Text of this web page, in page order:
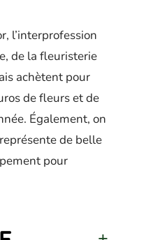
l’interprofession
de la fleuristerie
achètent pour
de fleurs et de
Également, on
de belle
pour